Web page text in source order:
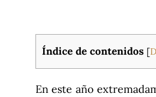
Índice de contenidos [
En este año